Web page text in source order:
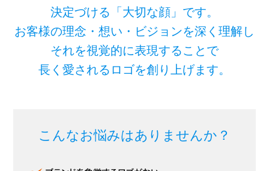
決定づける「大切な顔」です。
お客様の理念・想い・ビジョンを深く理解し
それを視覚的に表現することで
長く愛されるロゴを創り上げます。
こんなお悩みはありませんか？